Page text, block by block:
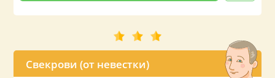
Свекрови (от невестки)